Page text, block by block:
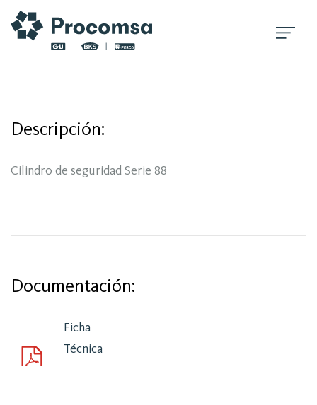
Descripción:
Cilindro de seguridad Serie 88
Documentación:
Ficha
Técnica